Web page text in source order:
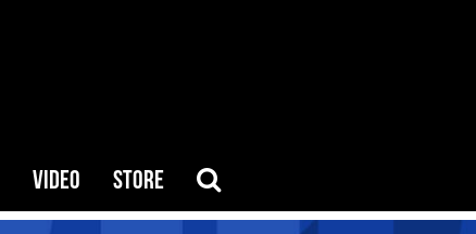
VIDEO STORE